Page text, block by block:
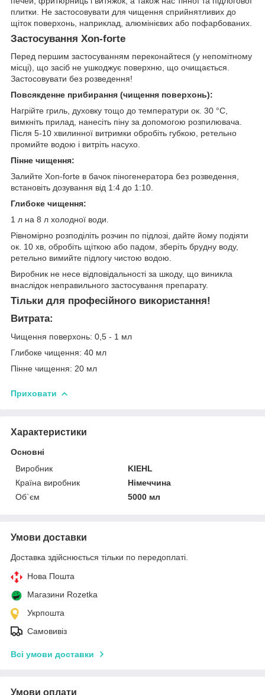
плитки. Не застосовувати для чищення сприйнятливих до
щіток поверхонь, наприклад, алюмінієвих або пофарбованих.
Застосування Xon-forte
Перед першим застосуванням переконайтеся (у непомітному
місці), що засіб не ушкоджує поверхню, що очищається.
Застосовувати без розведення!
Повсякденне прибирання (чищення поверхонь):
Нагрійте гриль, духовку тощо до температури ок. 30 °C,
вимкніть прилад, нанесіть піну за допомогою розпилювача.
Після 5-10 хвилинної витримки обробіть губкою, ретельно
промийте водою і витріть насухо.
Пінне чищення:
Залийте Xon-forte в бачок піногенератора без розведення,
встановіть дозування від 1:4 до 1:10.
Глибоке чищення:
1 л на 8 л холодної води.
Рівномірно розподіліть розчин по підлозі, дайте йому подіяти
ок. 10 хв, обробіть щіткою або падом, зберіть брудну воду,
ретельно вимийте підлогу чистою водою.
Виробник не несе відповідальності за шкоду, що виникла
внаслідок неправильного застосування препарату.
Тільки для професійного використання!
Витрата:
Чищення поверхонь: 0,5 - 1 мл
Глибоке чищення: 40 мл
Пінне чищення: 20 мл
Приховати
Характеристики
Основні
Виробник
KIEHL
Країна виробник
Німеччина
Об`єм
5000 мл
Умови доставки
Доставка здійснюється тільки по передоплаті.
Нова Пошта
Магазини Rozetka
Укрпошта
Самовивіз
Всі умови доставки
Умови оплати